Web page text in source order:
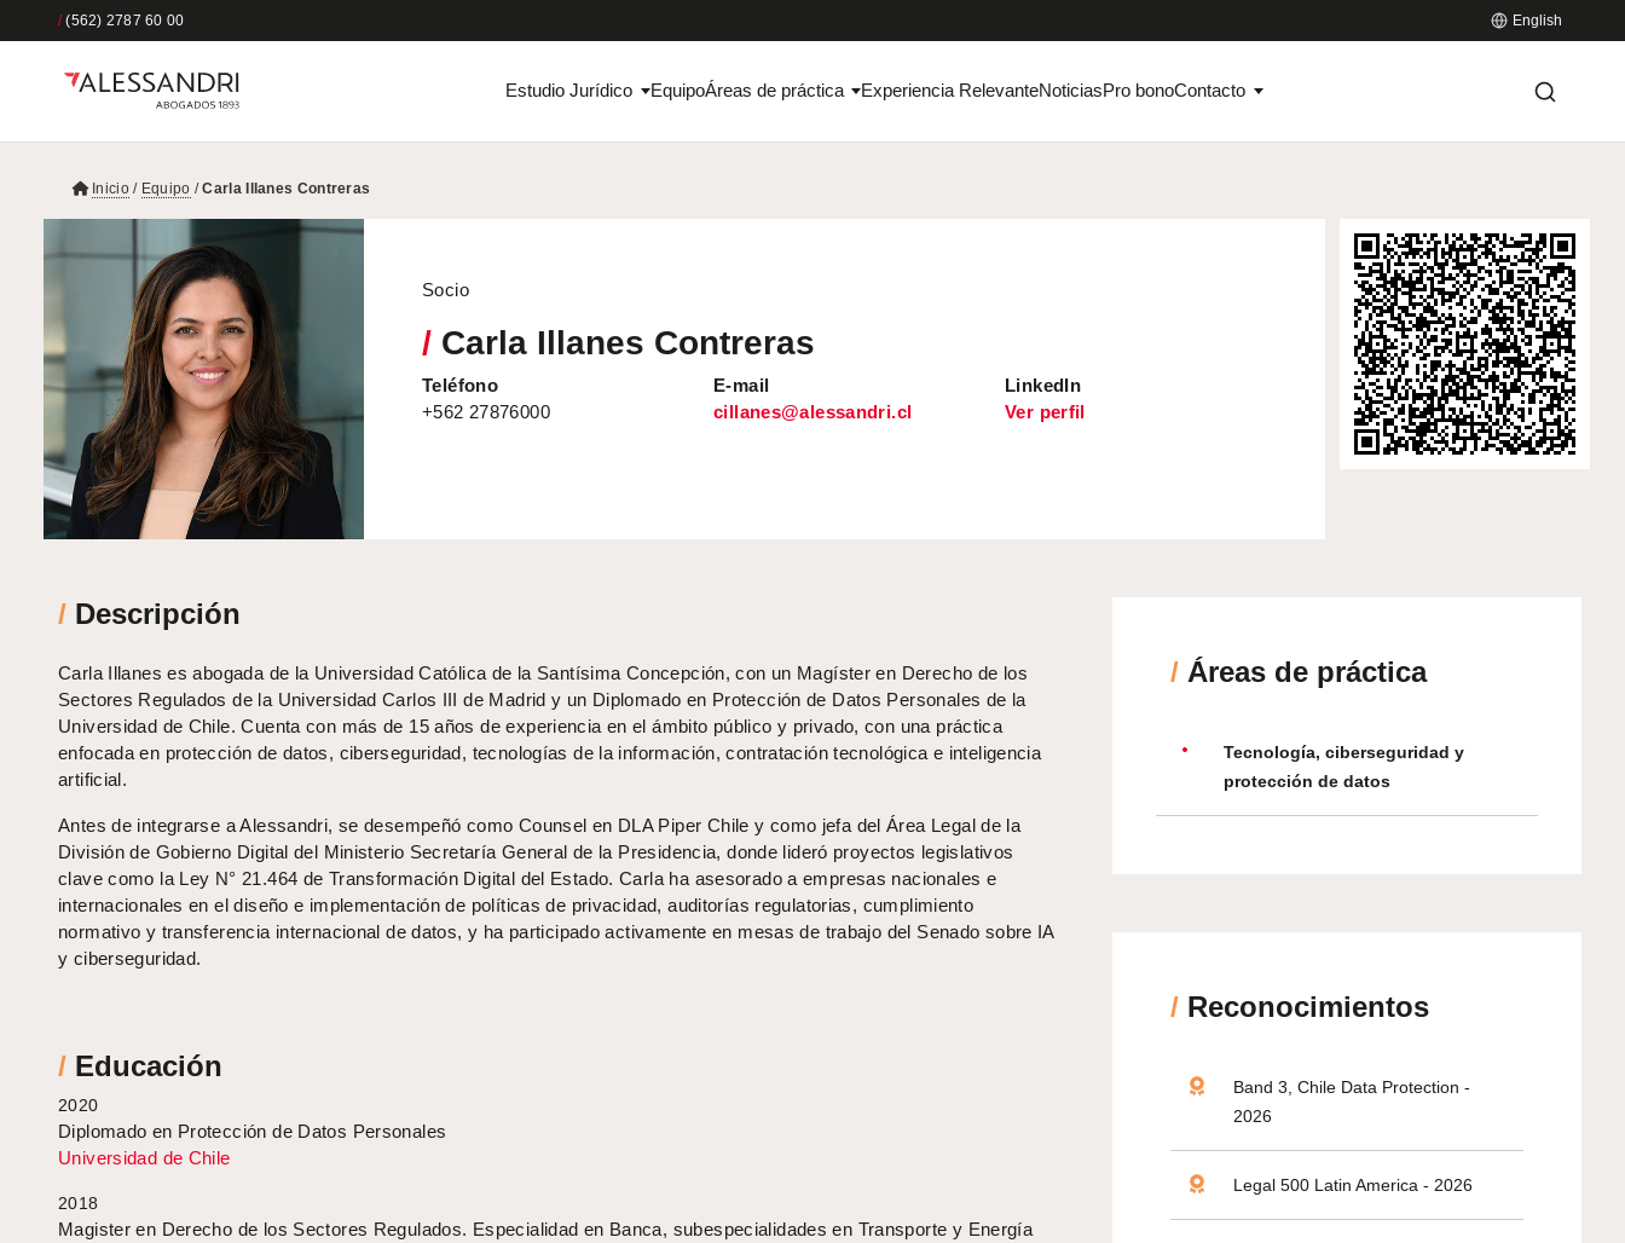
/(562) 2787 60 00 English
Estudio Jurídico EquipoÁreas de práctica Experiencia RelevanteNoticiasPro bonoContacto
Inicio/ Equipo /Carla Illanes Contreras
Socio
/ Carla Illanes Contreras
Teléfono
+562 27876000
E-mail
cillanes@alessandri.cl
LinkedIn
Ver perfil
/ Descripción
Carla Illanes es abogada de la Universidad Católica de la Santísima Concepción, con un Magíster en Derecho de los
Sectores Regulados de la Universidad Carlos III de Madrid y un Diplomado en Protección de Datos Personales de la
Universidad de Chile. Cuenta con más de 15 años de experiencia en el ámbito público y privado, con una práctica
enfocada en protección de datos, ciberseguridad, tecnologías de la información, contratación tecnológica e inteligencia
artificial.
Antes de integrarse a Alessandri, se desempeñó como Counsel en DLA Piper Chile y como jefa del Área Legal de la
División de Gobierno Digital del Ministerio Secretaría General de la Presidencia, donde lideró proyectos legislativos
clave como la Ley N° 21.464 de Transformación Digital del Estado. Carla ha asesorado a empresas nacionales e
internacionales en el diseño e implementación de políticas de privacidad, auditorías regulatorias, cumplimiento
normativo y transferencia internacional de datos, y ha participado activamente en mesas de trabajo del Senado sobre IA
y ciberseguridad.
/ Educación
2020
Diplomado en Protección de Datos Personales
Universidad de Chile
2018
Magister en Derecho de los Sectores Regulados. Especialidad en Banca, subespecialidades en Transporte y Energía
/ Áreas de práctica
Tecnología, ciberseguridad y
protección de datos
/ Reconocimientos
Band 3, Chile Data Protection -
2026
Legal 500 Latin America - 2026